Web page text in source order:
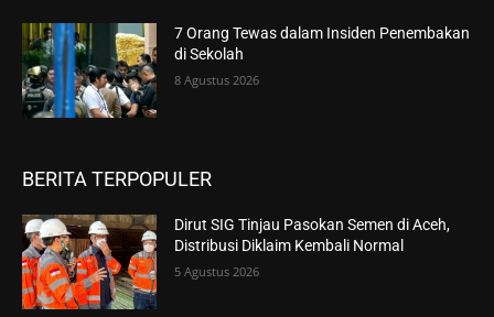
7 Orang Tewas dalam Insiden Penembakan
di Sekolah
8 Agustus 2026
BERITA TERPOPULER
Dirut SIG Tinjau Pasokan Semen di Aceh,
Distribusi Diklaim Kembali Normal
5 Agustus 2026